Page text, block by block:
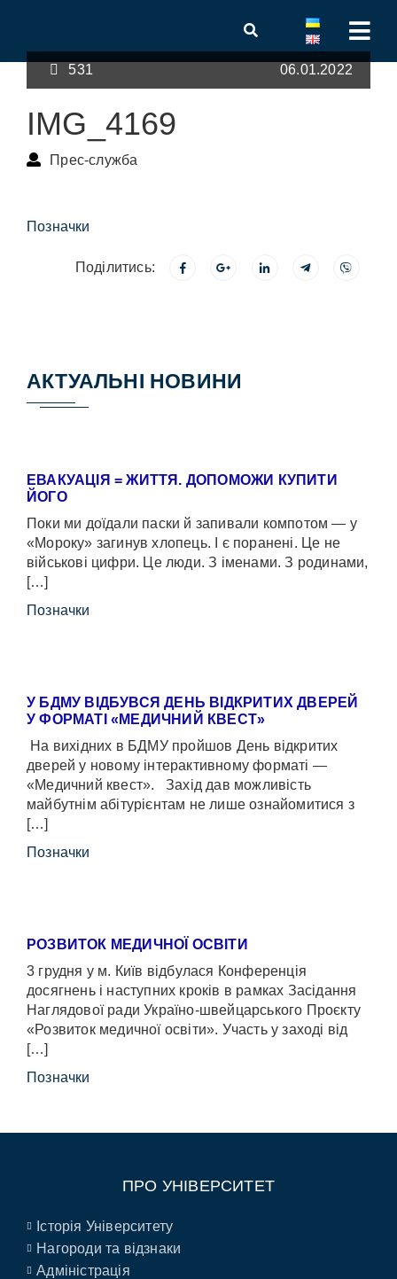
531 06.01.2022
IMG_4169
Прес-служба
Позначки
Поділитись:
АКТУАЛЬНІ НОВИНИ
ЕВАКУАЦІЯ = ЖИТТЯ. ДОПОМОЖИ КУПИТИ
ЙОГО
Поки ми доїдали паски й запивали компотом — у
«Мороку» загинув хлопець. І є поранені. Це не
військові цифри. Це люди. З іменами. З родинами,
[…]
Позначки
У БДМУ ВІДБУВСЯ ДЕНЬ ВІДКРИТИХ ДВЕРЕЙ
У ФОРМАТІ «МЕДИЧНИЙ КВЕСТ»
На вихідних в БДМУ пройшов День відкритих
дверей у новому інтерактивному форматі —
«Медичний квест». Захід дав можливість
майбутнім абітурієнтам не лише ознайомитися з
[…]
Позначки
РОЗВИТОК МЕДИЧНОЇ ОСВІТИ
3 грудня у м. Київ відбулася Конференція
досягнень і наступних кроків в рамках Засідання
Наглядової ради Україно-швейцарського Проєкту
«Розвиток медичної освіти». Участь у заході від
[…]
Позначки
ПРО УНІВЕРСИТЕТ
Історія Університету
Нагороди та відзнаки
Адміністрація